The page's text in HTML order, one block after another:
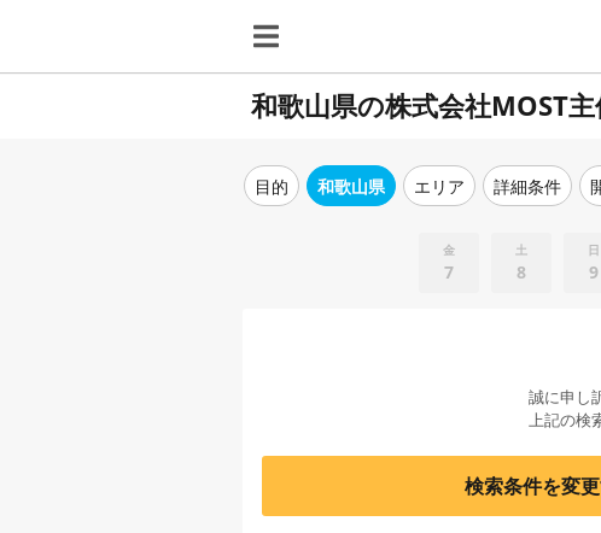
和歌山県の株式会社MOST
目的 和歌山県 エリア 詳細条件
金
7
土
8
日
9
誠に申し
上記の検
検索条件を変